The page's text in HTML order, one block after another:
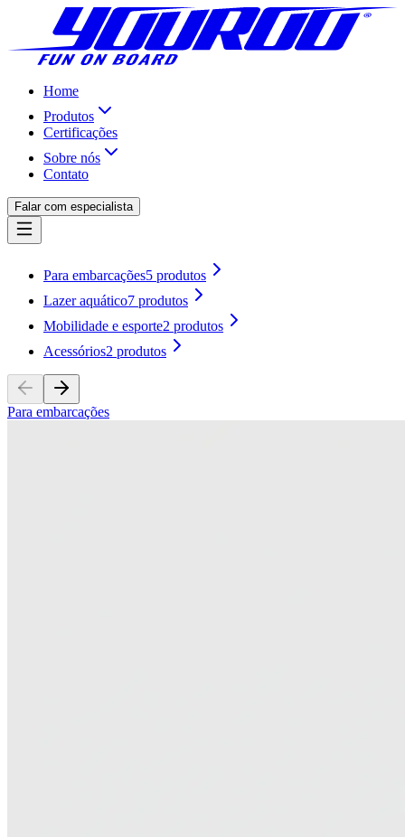
Home
Produtos
Certificações
Sobre nós
Contato
Falar com especialista
Para embarcações5 produtos
Lazer aquático7 produtos
Mobilidade e esporte2 produtos
Acessórios2 produtos
Para embarcações